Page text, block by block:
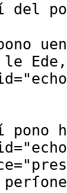
del
le
="
="
="